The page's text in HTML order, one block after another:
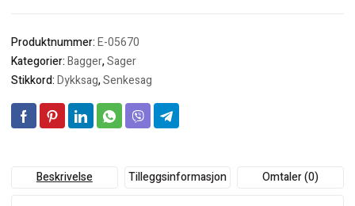
Produktnummer:E-05670
Kategorier:Bagger,Sager
Stikkord:Dykksag,Senkesag
Beskrivelse Tilleggsinformasjon Omtaler (0)